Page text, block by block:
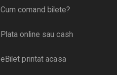
Cum comand bilete?
Plata online sau cash
eBilet printat acasa